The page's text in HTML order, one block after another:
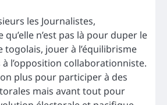
les Journalistes,
n’est pas là pour duper le
togolais, jouer à l’équilibrisme
l’opposition collaborationniste.
plus pour participer à des
mais avant tout pour